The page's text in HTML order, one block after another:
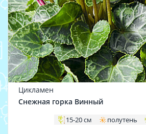
Цикламен
Снежная горка Винный
15-20 см полутень